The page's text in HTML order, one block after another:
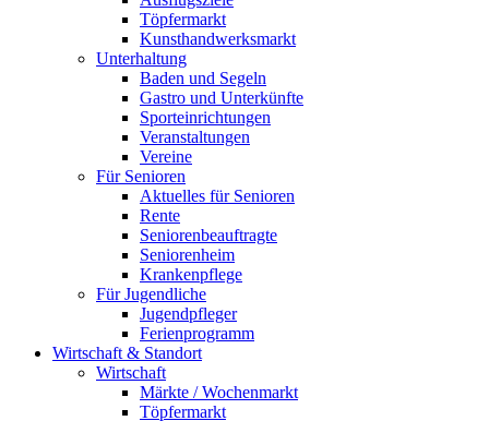
Töpfermarkt
Kunsthandwerksmarkt
Unterhaltung
Baden und Segeln
Gastro und Unterkünfte
Sporteinrichtungen
Veranstaltungen
Vereine
Für Senioren
Aktuelles für Senioren
Rente
Seniorenbeauftragte
Seniorenheim
Krankenpflege
Für Jugendliche
Jugendpfleger
Ferienprogramm
Wirtschaft & Standort
Wirtschaft
Märkte / Wochenmarkt
Töpfermarkt